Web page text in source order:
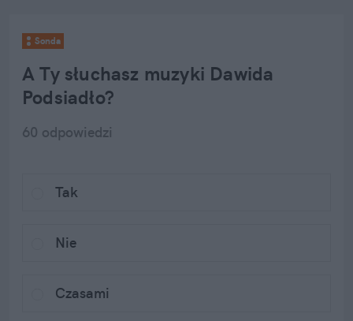
Sonda
A Ty słuchasz muzyki Dawida
Podsiadło?
60 odpowiedzi
Tak
Nie
Czasami